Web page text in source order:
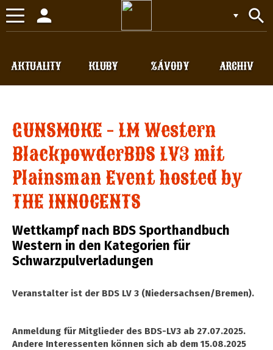
Toggle
navigation
search
person
KLUBY
AKTUALITY ZÁVODY ARCHIV
GUNSMOKE - LM Western
BlackpowderBDS LV3 mit
Plainsman Event hosted by
THE INNOCENTS
Wettkampf nach BDS Sporthandbuch
Western in den Kategorien für
Schwarzpulverladungen
Veranstalter ist der BDS LV 3 (Niedersachsen/Bremen).
Anmeldung für Mitglieder des BDS-LV3 ab 27.07.2025.
Andere Interessenten können sich ab dem 15.08.2025